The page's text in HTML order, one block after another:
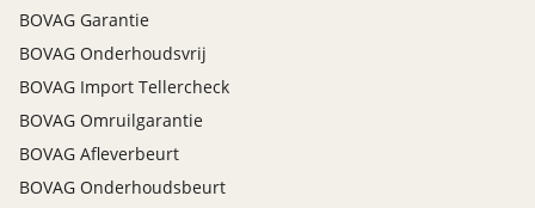
BOVAG Garantie
BOVAG Onderhoudsvrij
BOVAG Import Tellercheck
BOVAG Omruilgarantie
BOVAG Afleverbeurt
BOVAG Onderhoudsbeurt